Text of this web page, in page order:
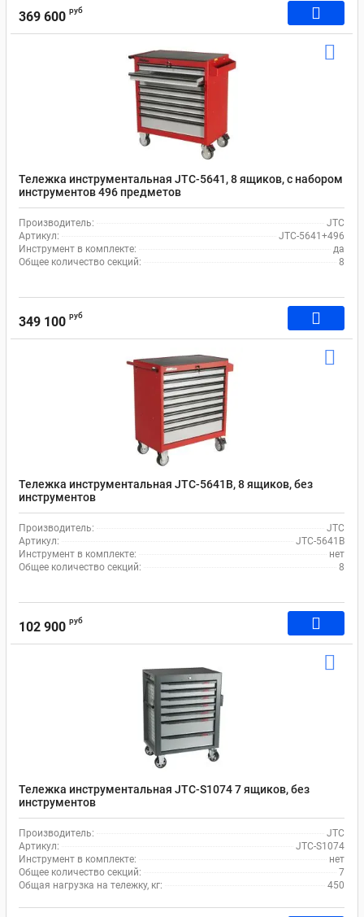
369 600 руб
Тележка инструментальная JTC-5641, 8 ящиков, с набором
инструментов 496 предметов
Производитель:
JTC
Артикул:
JTC-5641+496
Инструмент в комплекте:
да
Общее количество секций:
8
349 100 руб
Тележка инструментальная JTC-5641B, 8 ящиков, без
инструментов
Производитель:
JTC
Артикул:
JTC-5641B
Инструмент в комплекте:
нет
Общее количество секций:
8
102 900 руб
Тележка инструментальная JTC-S1074 7 ящиков, без
инструментов
Производитель:
JTC
Артикул:
JTC-S1074
Инструмент в комплекте:
нет
Общее количество секций:
7
Общая нагрузка на тележку, кг:
450